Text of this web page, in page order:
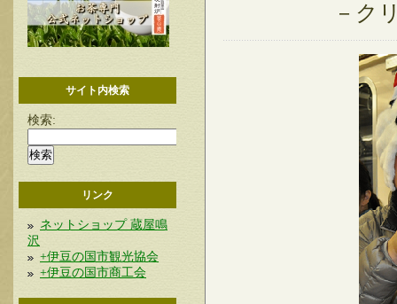
サイト内検索
検索:
リンク
ネットショップ 蔵屋鳴
沢
+伊豆の国市観光協会
+伊豆の国市商工会
－ク